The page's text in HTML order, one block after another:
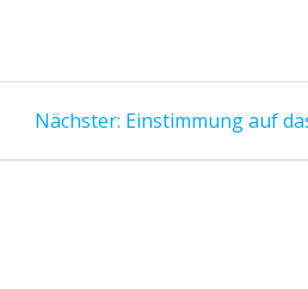
Nächster: Einstimmung auf